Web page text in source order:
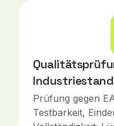
Prüfung gegen
Testbarkeit,